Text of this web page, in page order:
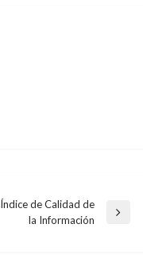
de Calidad de
la Información